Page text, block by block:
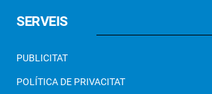
SERVEIS
PUBLICITAT
POLÍTICA DE PRIVACITAT